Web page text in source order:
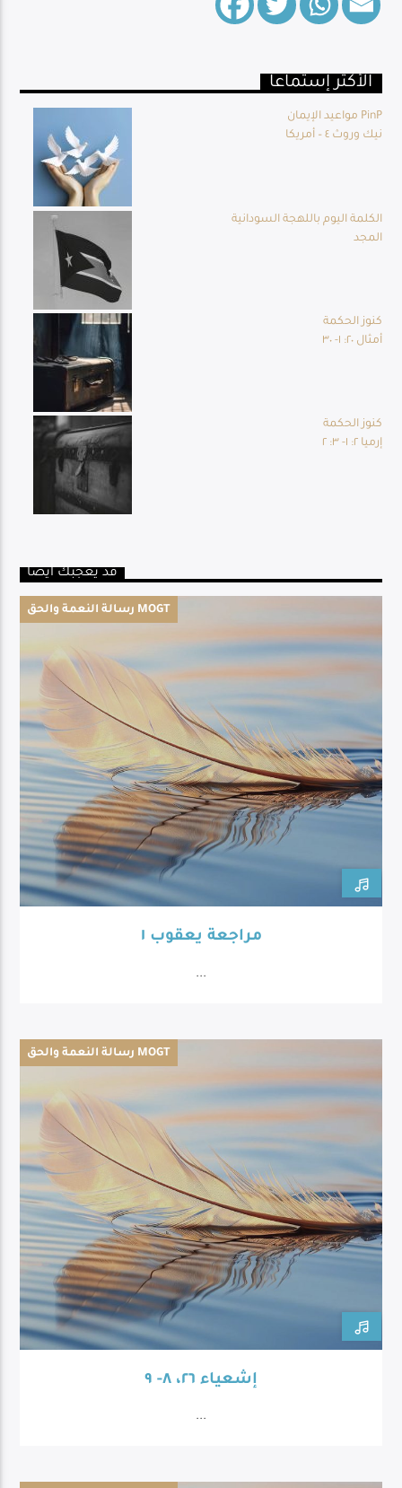
الأكثر إستماعا
مواعيد الإيمان PinP
نيك وروث ٤ – أمريكا
الكلمة اليوم باللهجة السودانية
المجد
كنوز الحكمة
أمثال ٢٠: ١- ٣٠
كنوز الحكمة
إرميا ٢: ١- ٣: ٢
قد يعجبك أيضا
رسالة النعمة والحق MOGT
مراجعة يعقوب ١
...
رسالة النعمة والحق MOGT
إشعياء ٢٦، ٨- ٩
...